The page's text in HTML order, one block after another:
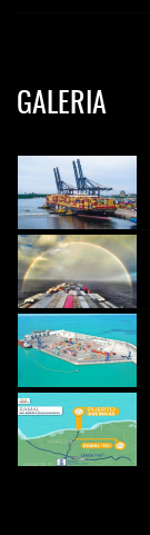
GALERIA